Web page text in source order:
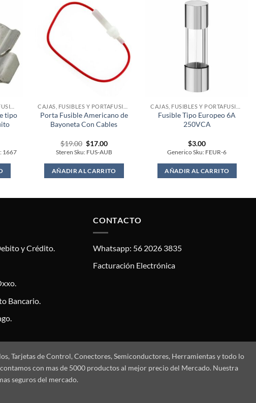
tipo
1667
Porta Fusible Americano de
Bayoneta Con Cables
$19.00 Original
price
was:
$19.00.
$17.00Current
price
is:
$17.00.
Steren Sku: FUS-AUB
AÑADIR AL CARRITO
Fusible Tipo Europeo 6A
250VCA
$3.00
Generico Sku: FEUR-6
AÑADIR AL CARRITO
y Crédito.
Bancario.
CONTACTO
Whatsapp: 56 2026 3835
Facturación Electrónica
Tarjetas de Control, Conectores, Semiconductores, Herramientas y todo lo
con mas de 5000 productos al mejor precio del Mercado. Nuestra
seguros del mercado.